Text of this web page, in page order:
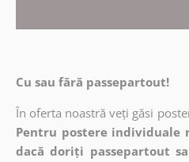
Cu sau fără passepartout!
În oferta noastră veți găsi
Pentru postere individuale
dacă doriți passepartout